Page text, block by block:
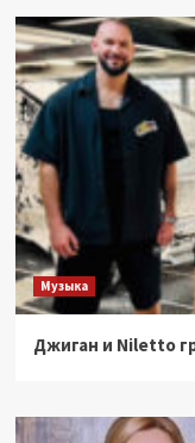
Музыка
Джиган и Niletto